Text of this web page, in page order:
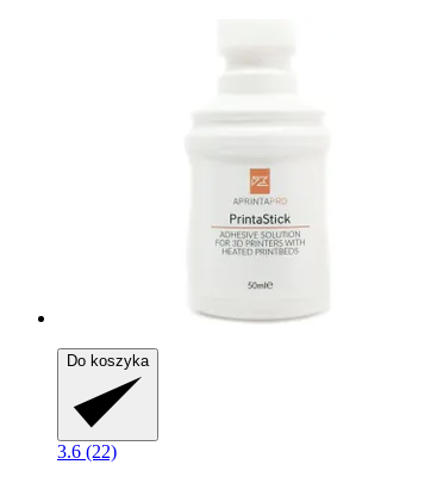
Do koszyka
3.6 (22)